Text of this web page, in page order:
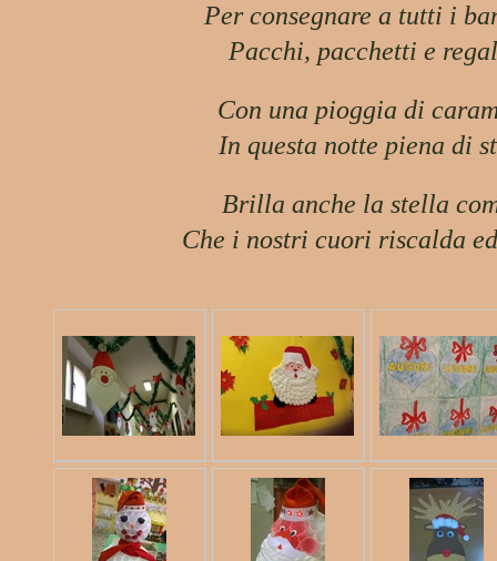
Per consegnare a tutti i
Pacchi, pacchetti e
Con una pioggia di
In questa notte piena di
Brilla anche la stella
Che i nostri cuori riscalda